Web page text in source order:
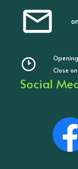
Close
Social